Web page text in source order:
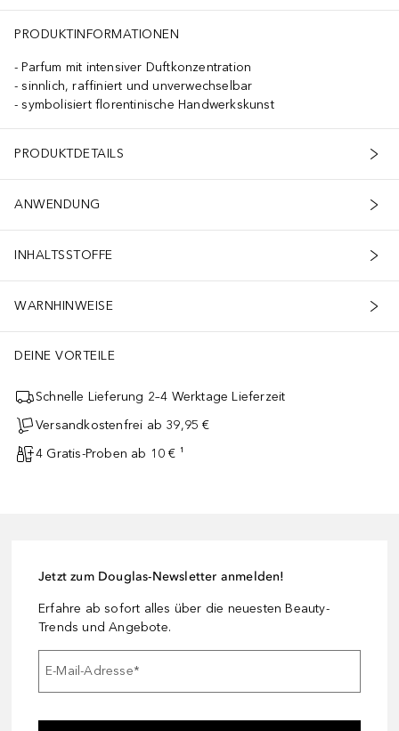
PRODUKTINFORMATIONEN
Parfum mit intensiver Duftkonzentration
sinnlich, raffiniert und unverwechselbar
symbolisiert florentinische Handwerkskunst
PRODUKTDETAILS
ANWENDUNG
INHALTSSTOFFE
WARNHINWEISE
DEINE VORTEILE
Schnelle Lieferung 2–4 Werktage Lieferzeit
Versandkostenfrei ab 39,95 €
4 Gratis-Proben ab 10 € ¹
Jetzt zum Douglas-Newsletter anmelden!
Erfahre ab sofort alles über die neuesten Beauty-
Trends und Angebote.
E-Mail-Adresse*